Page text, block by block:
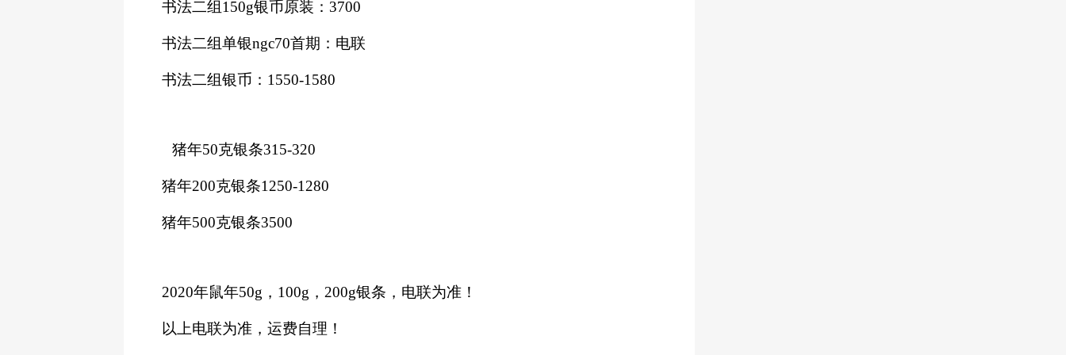
书法二组 150g银币原装：3700
书法二组单银ngc70首期：电联
书法二组银币： 1550-1580
猪年50克银条315-320
猪年200克银条1250-1280
猪年500克银条3500
2020年鼠年50g，100g，200g银条，电联为准！
以上电联为准，运费自理！